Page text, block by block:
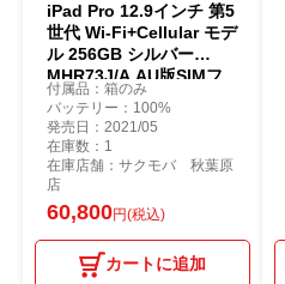
iPad Pro 12.9インチ 第5
世代 Wi-Fi+Cellular モデ
ル 256GB シルバー
MHR73J/A AU版SIMフ
リー ジャンク品 au
付属品：箱のみ
バッテリー：100%
発売日：2021/05
在庫数：1
在庫店舗：サクモバ 秋葉原
店
60,800円(税込)
カートに追加